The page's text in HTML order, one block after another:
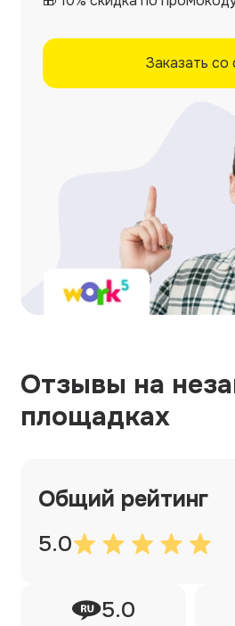
Заказать со
Отзывы на
площадках
Общий рейтинг
5.0
5.0